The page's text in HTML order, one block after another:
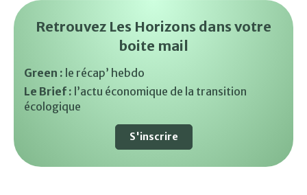
Retrouvez Les Horizons dans votre
boite mail
Green : le récap’ hebdo
Le Brief : l’actu économique de la transition
écologique
S'inscrire